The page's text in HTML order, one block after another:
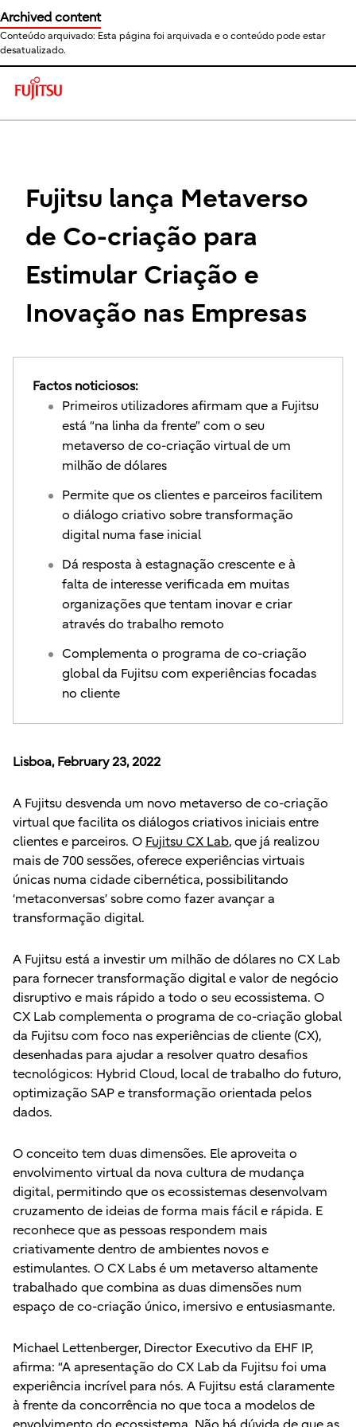
Archived content
Conteúdo arquivado: Esta página foi arquivada e o conteúdo pode estar
desatualizado.
This is a skip link click here to skip to main contents
Fujitsu lança Metaverso
de Co-criação para
Estimular Criação e
Inovação nas Empresas
Factos noticiosos:
Primeiros utilizadores afirmam que a Fujitsu
está “na linha da frente” com o seu
metaverso de co-criação virtual de um
milhão de dólares
Permite que os clientes e parceiros facilitem
o diálogo criativo sobre transformação
digital numa fase inicial
Dá resposta à estagnação crescente e à
falta de interesse verificada em muitas
organizações que tentam inovar e criar
através do trabalho remoto
Complementa o programa de co-criação
global da Fujitsu com experiências focadas
no cliente
Lisboa, February 23, 2022
A Fujitsu desvenda um novo metaverso de co-criação
virtual que facilita os diálogos criativos iniciais entre
clientes e parceiros. O Fujitsu CX Lab, que já realizou
mais de 700 sessões, oferece experiências virtuais
únicas numa cidade cibernética, possibilitando
‘metaconversas’ sobre como fazer avançar a
transformação digital.
A Fujitsu está a investir um milhão de dólares no CX Lab
para fornecer transformação digital e valor de negócio
disruptivo e mais rápido a todo o seu ecossistema. O
CX Lab complementa o programa de co-criação global
da Fujitsu com foco nas experiências de cliente (CX),
desenhadas para ajudar a resolver quatro desafios
tecnológicos: Hybrid Cloud, local de trabalho do futuro,
optimização SAP e transformação orientada pelos
dados.
O conceito tem duas dimensões. Ele aproveita o
envolvimento virtual da nova cultura de mudança
digital, permitindo que os ecossistemas desenvolvam
cruzamento de ideias de forma mais fácil e rápida. E
reconhece que as pessoas respondem mais
criativamente dentro de ambientes novos e
estimulantes. O CX Labs é um metaverso altamente
trabalhado que combina as duas dimensões num
espaço de co-criação único, imersivo e entusiasmante.
Michael Lettenberger, Director Executivo da EHF IP,
afirma: “A apresentação do CX Lab da Fujitsu foi uma
experiência incrível para nós. A Fujitsu está claramente
à frente da concorrência no que toca a modelos de